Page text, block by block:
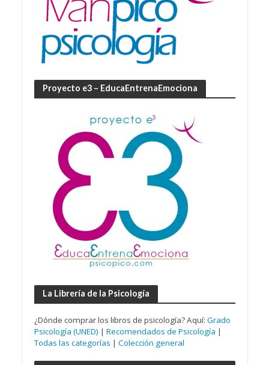
Proyecto e3 – EducaEntrenaEmociona
La Librería de la Psicología
¿Dónde comprar los libros de psicología? Aquí: Grado
Psicología (UNED) | Recomendados de Psicología |
Todas las categorías | Colección general